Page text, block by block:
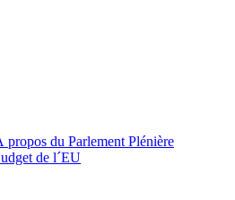
propos du Parlement Plénière
de l´EU